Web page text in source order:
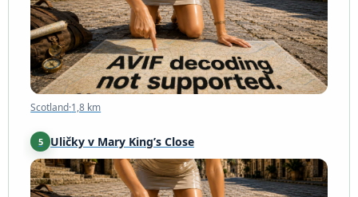
Scotland·1,8 km
5 Uličky v Mary King’s Close
Scotland·1,9 km